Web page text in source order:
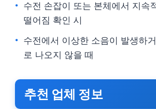
수전 손잡이 또는 본체에서 지속
떨어짐 확인 시
수전에서 이상한 소음이 발생하
로 나오지 않을 때
추천 업체 정보